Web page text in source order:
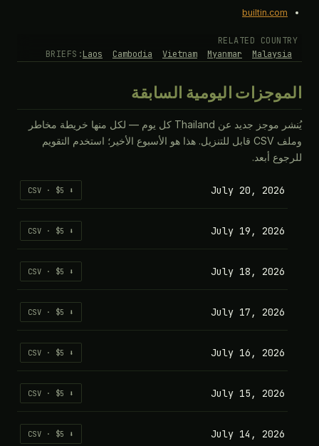
builtin.com
RELATED COUNTRY
BRIEFS:Laos Cambodia Vietnam Myanmar Malaysia
الموجزات اليومية السابقة
يُنشر موجز جديد عن Thailand كل يوم — لكل منها خريطة مخاطر
وملف CSV قابل للتنزيل. هذا هو الأسبوع الأخير؛ استخدم التقويم
للرجوع أبعد.
July 20, 2026
⬇ CSV · $5
July 19, 2026
⬇ CSV · $5
July 18, 2026
⬇ CSV · $5
July 17, 2026
⬇ CSV · $5
July 16, 2026
⬇ CSV · $5
July 15, 2026
⬇ CSV · $5
July 14, 2026
⬇ CSV · $5